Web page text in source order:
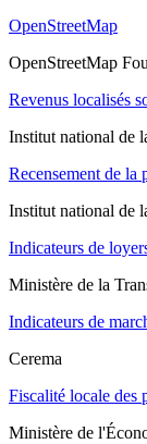
OpenStreetMap
OpenStreetMap
Revenus localisés
Institut national de
Recensement de la
Institut national de
Indicateurs de
Ministère de la
Indicateurs de
Cerema
Fiscalité locale des
Ministère de